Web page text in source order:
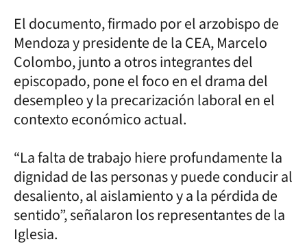
El documento, firmado por el arzobispo de
Mendoza y presidente de la CEA, Marcelo
Colombo, junto a otros integrantes del
episcopado, pone el foco en el drama del
desempleo y la precarización laboral en el
contexto económico actual.
“La falta de trabajo hiere profundamente la
dignidad de las personas y puede conducir al
desaliento, al aislamiento y a la pérdida de
sentido”, señalaron los representantes de la
Iglesia.